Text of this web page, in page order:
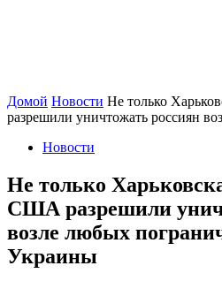
Домой Новости Не только
разрешили уничтожать россиян
Новости
Не только
США разрешили
возле любых
Украины